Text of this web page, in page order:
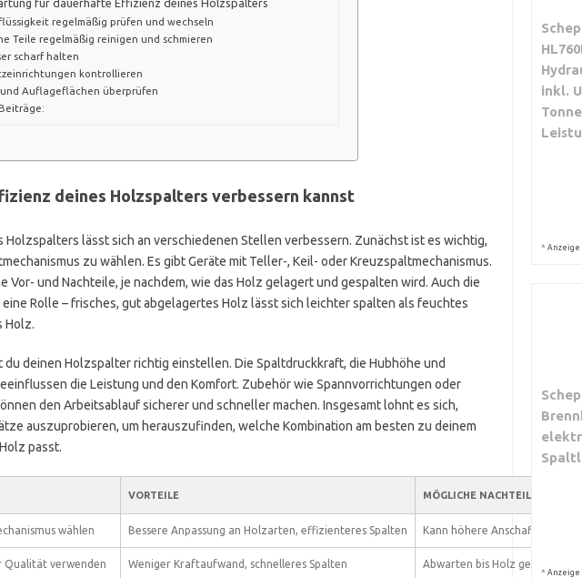
regelmäßig prüfen und wechseln
Teile regelmäßig reinigen und schmieren
scharf halten
kontrollieren
Auflageflächen überprüfen
deines Holzspalters verbessern kannst
Holzspalters lässt sich an verschiedenen Stellen verbessern. Zunächst ist es wichtig,
zu wählen. Es gibt Geräte mit Teller-, Keil- oder Kreuzspaltmechanismus.
Vor- und Nachteile, je nachdem, wie das Holz gelagert und gespalten wird. Auch die
Rolle – frisches, gut abgelagertes Holz lässt sich leichter spalten als feuchtes
Holz.
deinen Holzspalter richtig einstellen. Die Spaltdruckkraft, die Hubhöhe und
die Leistung und den Komfort. Zubehör wie Spannvorrichtungen oder
den Arbeitsablauf sicherer und schneller machen. Insgesamt lohnt es sich,
auszuprobieren, um herauszufinden, welche Kombination am besten zu deinem
passt.
VORTEILE MÖGLICHE NACHTEILE
wählen Bessere Anpassung an Holzarten, effizienteres Spalten Kann höhere
verwenden Weniger Kraftaufwand, schnelleres Spalten Abwarten bis Holz getrocknet
inkl.
* Anzeige
* Anzeige